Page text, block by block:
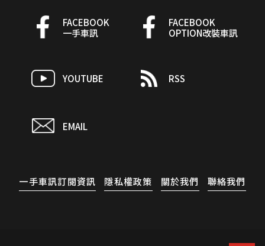
FACEBOOK
一手車訊
FACEBOOK
OPTION改裝車訊
YOUTUBE RSS
EMAIL
一手車訊訂閱資訊 隱私權政策 關於我們 聯絡我們